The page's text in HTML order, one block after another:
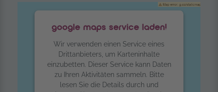
google maps service laden!
Wir verwenden einen Service eines
Drittanbieters, um Karteninhalte
einzubetten. Dieser Service kann Daten
zu Ihren Aktivitäten sammeln. Bitte
lesen Sie die Details durch und